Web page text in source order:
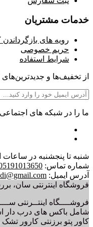
خدمات مشتریان
رویه های بازگرداندن
حریم خصوصی
شرایط استفاده
از تخفیف‌ها و
ما را در شبکه های اجتماعی
شنبه تا پنجشنبه در
شماره تماس:
آدرس ایمیل:
فروشگاه اینترنتی سان،
فروشــــگاه اینتــرنتی
شامل باکس های درب دار
کاور پتو برزنتی کارور تشک